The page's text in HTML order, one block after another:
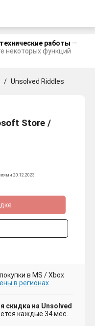
работы —
некоторых функций
/ Unsolved Riddles
Store /
20.12.2023
в MS / Xbox
в регионах
скидка на Unsolved
каждые 34 мес.